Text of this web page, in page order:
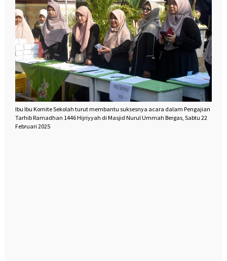
Ibu Ibu Komite Sekolah turut membantu suksesnya acara dalam Pengajian
Tarhib Ramadhan 1446 Hijriyyah di Masjid Nurul Ummah Bergas, Sabtu 22
Februari 2025